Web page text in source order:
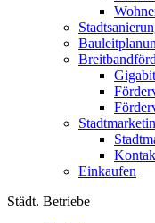
Einkaufen
Städt. Betriebe